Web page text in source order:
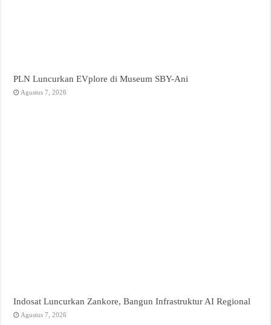
PLN Luncurkan EVplore di Museum SBY-Ani
Agustus 7, 2026
Indosat Luncurkan Zankore, Bangun Infrastruktur AI Regional
Agustus 7, 2026